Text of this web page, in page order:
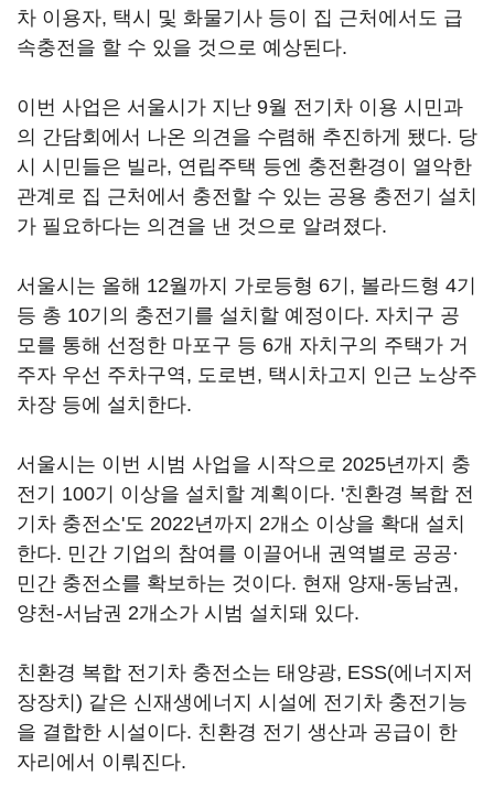
차 이용자, 택시 및 화물기사 등이 집 근처에서도 급
속충전을 할 수 있을 것으로 예상된다.
이번 사업은 서울시가 지난 9월 전기차 이용 시민과
의 간담회에서 나온 의견을 수렴해 추진하게 됐다. 당
시 시민들은 빌라, 연립주택 등엔 충전환경이 열악한
관계로 집 근처에서 충전할 수 있는 공용 충전기 설치
가 필요하다는 의견을 낸 것으로 알려졌다.
서울시는 올해 12월까지 가로등형 6기, 볼라드형 4기
등 총 10기의 충전기를 설치할 예정이다. 자치구 공
모를 통해 선정한 마포구 등 6개 자치구의 주택가 거
주자 우선 주차구역, 도로변, 택시차고지 인근 노상주
차장 등에 설치한다.
서울시는 이번 시범 사업을 시작으로 2025년까지 충
전기 100기 이상을 설치할 계획이다. '친환경 복합 전
기차 충전소'도 2022년까지 2개소 이상을 확대 설치
한다. 민간 기업의 참여를 이끌어내 권역별로 공공·
민간 충전소를 확보하는 것이다. 현재 양재-동남권,
양천-서남권 2개소가 시범 설치돼 있다.
친환경 복합 전기차 충전소는 태양광, ESS(에너지저
장장치) 같은 신재생에너지 시설에 전기차 충전기능
을 결합한 시설이다. 친환경 전기 생산과 공급이 한
자리에서 이뤄진다.